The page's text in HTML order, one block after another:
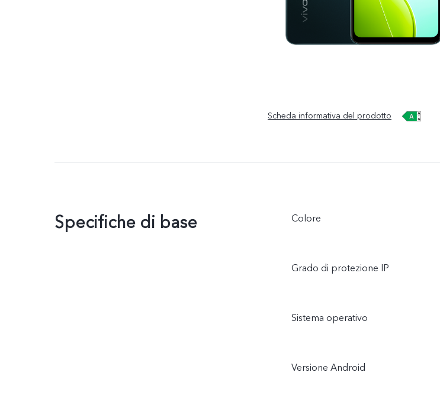
Scheda informativa del prodotto
Specifiche di base Colore
Grado di protezione IP
Sistema operativo
Versione Android